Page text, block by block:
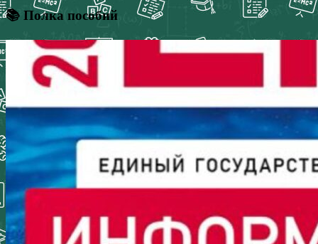
📚 Полка пособий